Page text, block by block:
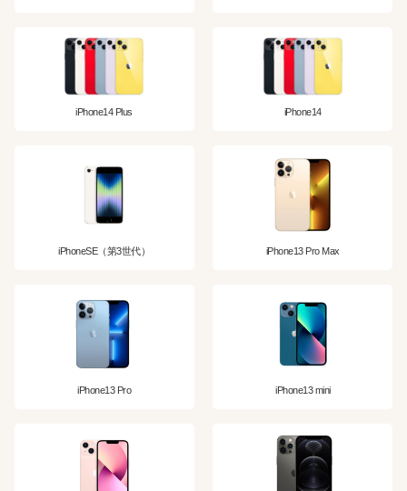
iPhone14 Plus iPhone14
iPhoneSE（第3世代） iPhone13 Pro Max
iPhone13 Pro iPhone13 mini